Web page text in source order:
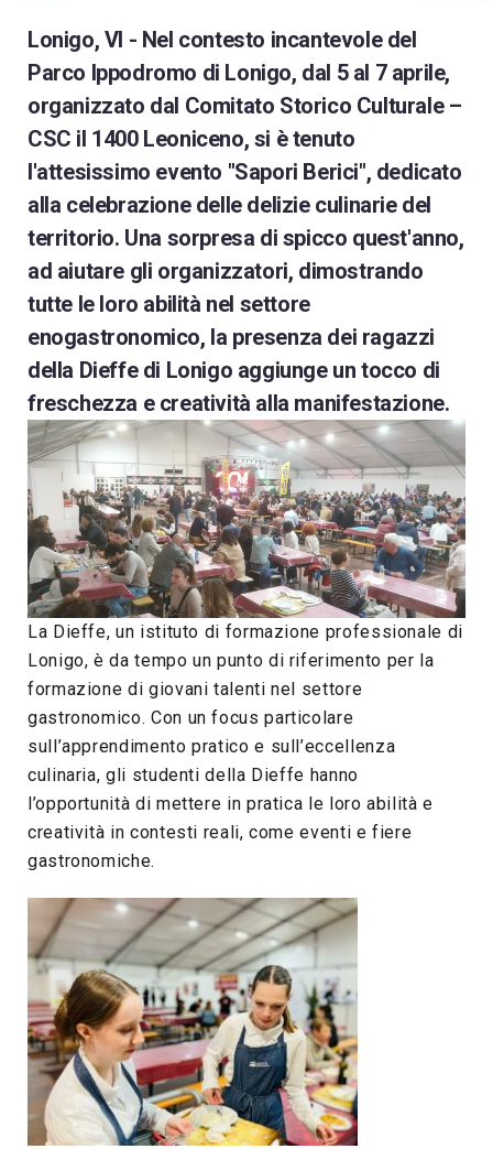
Lonigo, VI - Nel contesto incantevole del
Parco Ippodromo di Lonigo, dal 5 al 7 aprile,
organizzato dal Comitato Storico Culturale –
CSC il 1400 Leoniceno, si è tenuto
l'attesissimo evento "Sapori Berici", dedicato
alla celebrazione delle delizie culinarie del
territorio. Una sorpresa di spicco quest'anno,
ad aiutare gli organizzatori, dimostrando
tutte le loro abilità nel settore
enogastronomico, la presenza dei ragazzi
della Dieffe di Lonigo aggiunge un tocco di
freschezza e creatività alla manifestazione.
La Dieffe, un istituto di formazione professionale di
Lonigo, è da tempo un punto di riferimento per la
formazione di giovani talenti nel settore
gastronomico. Con un focus particolare
sull’apprendimento pratico e sull’eccellenza
culinaria, gli studenti della Dieffe hanno
l’opportunità di mettere in pratica le loro abilità e
creatività in contesti reali, come eventi e fiere
gastronomiche.